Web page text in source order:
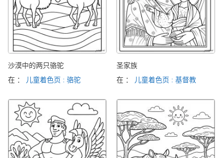
沙漠中的两只骆驼
在 ：
儿童着色页 : 骆驼
圣家族
在 ：
儿童着色页 : 基督教